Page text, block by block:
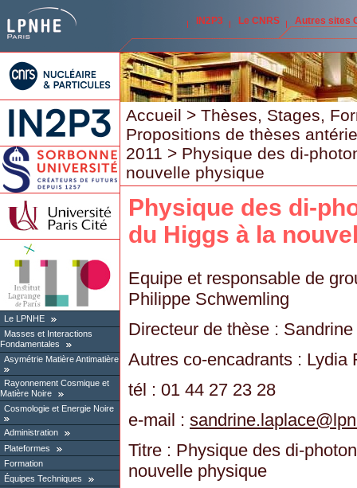
IN2P3 Le CNRS Autres sites
Le LPNHE
Masses et Interactions
Fondamentales
Asymétrie Matière Antimatière
Rayonnement Cosmique et
Matière Noire
Cosmologie et Energie Noire
Administration
Plateformes
Formation
Équipes Techniques
Accueil > Thèses, Stages,
Propositions de thèses
2011 > Physique des di-
nouvelle physique
Physique des di-
du Higgs à la
Equipe et responsable de
Philippe Schwemling
Directeur de thèse :
Autres co-encadrants : Lydia
tél : 01 44 27 23 28
e-mail : sandrine.laplace@
Titre : Physique des di-
nouvelle physique